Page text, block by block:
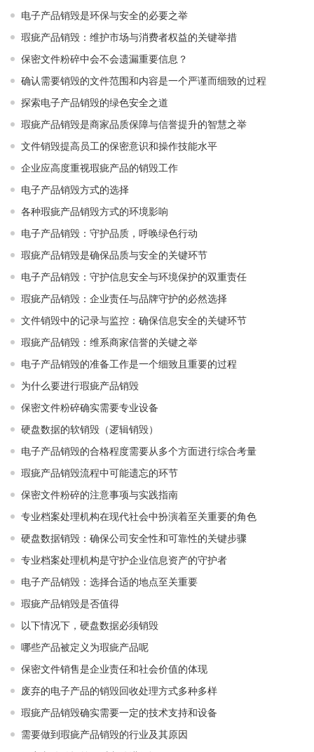
电子产品销毁是环保与安全的必要之举​ ​
瑕疵产品销毁：维护市场与消费者权益的关键举措​ ​
保密文件粉碎中会不会遗漏重要信息？
确认需要销毁的文件范围和内容是一个严谨而细致的过程
探索电子产品销毁的绿色安全之道
瑕疵产品销毁是商家品质保障与信誉提升的智慧之举
文件销毁提高员工的保密意识和操作技能水平
企业应高度重视瑕疵产品的销毁工作
电子产品销毁方式的选择
各种瑕疵产品销毁方式的环境影响
电子产品销毁：守护品质，呼唤绿色行动
瑕疵产品销毁是确保品质与安全的关键环节
电子产品销毁：守护信息安全与环境保护的双重责任
瑕疵产品销毁：企业责任与品牌守护的必然选择
文件销毁中的记录与监控：确保信息安全的关键环节
瑕疵产品销毁：维系商家信誉的关键之举
电子产品销毁的准备工作是一个细致且重要的过程
为什么要进行瑕疵产品销毁
保密文件粉碎确实需要专业设备
硬盘数据的软销毁（逻辑销毁）
电子产品销毁的合格程度需要从多个方面进行综合考量
瑕疵产品销毁流程中可能遗忘的环节
保密文件粉碎的注意事项与实践指南
专业档案处理机构在现代社会中扮演着至关重要的角色
硬盘数据销毁：确保公司安全性和可靠性的关键步骤
专业档案处理机构是守护企业信息资产的守护者
电子产品销毁：选择合适的地点至关重要
瑕疵产品销毁是否值得
以下情况下，硬盘数据必须销毁
哪些产品被定义为瑕疵产品呢
保密文件销售是企业责任和社会价值的体现
废弃的电子产品的销毁回收处理方式多种多样
瑕疵产品销毁确实需要一定的技术支持和设备
需要做到瑕疵产品销毁的行业及其原因